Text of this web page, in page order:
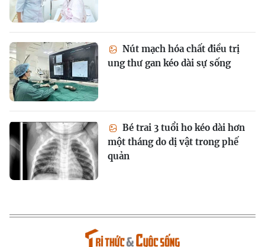
Nút mạch hóa chất điều trị
ung thư gan kéo dài sự sống
Bé trai 3 tuổi ho kéo dài hơn
một tháng do dị vật trong phế
quản